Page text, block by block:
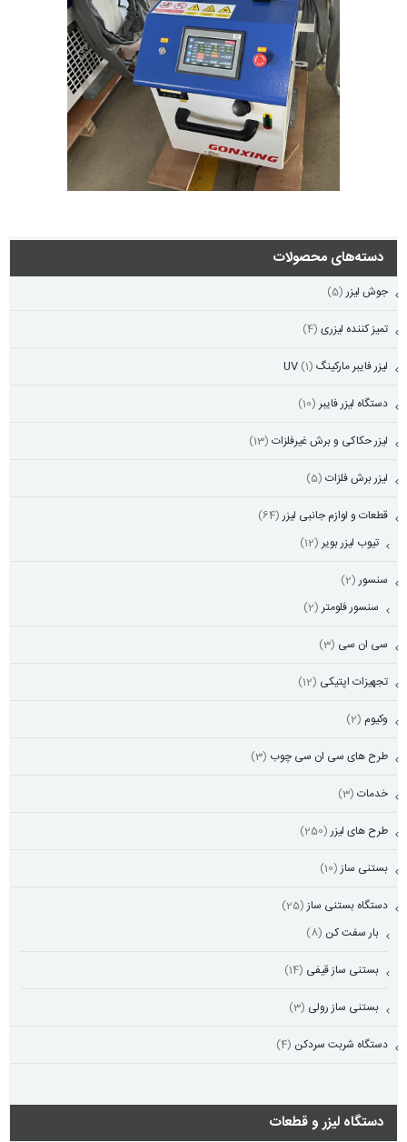
دسته‌های محصولات
جوش لیزر (5)
تمیز کننده لیزری (4)
لیزر فایبر مارکینگ UV (1)
دستگاه لیزر فایبر (10)
لیزر حکاکی و برش غیرفلزات (13)
لیزر برش فلزات (5)
قطعات و لوازم جانبی لیزر (64)
تیوب لیزر بویر (12)
سنسور (2)
سنسور فلومتر (2)
سی ان سی (3)
تجهیزات اپتیکی (12)
وکیوم (2)
طرح های سی ان سی چوب (3)
خدمات (3)
طرح های لیزر (250)
بستنی ساز (10)
دستگاه بستنی ساز (25)
بار سفت کن (8)
بستنی ساز قیفی (14)
بستنی ساز رولی (3)
دستگاه شربت سردکن (4)
دستگاه لیزر و قطعات